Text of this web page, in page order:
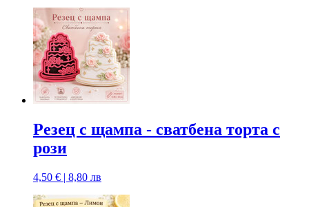
Резец с щампa - сватбена торта с
рози
4,50 € | 8,80 лв